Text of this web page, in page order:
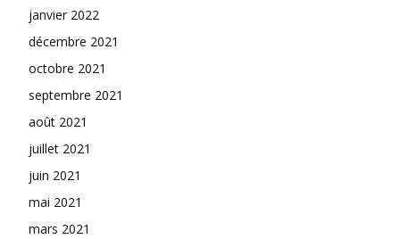
janvier 2022
décembre 2021
octobre 2021
septembre 2021
août 2021
juillet 2021
juin 2021
mai 2021
mars 2021